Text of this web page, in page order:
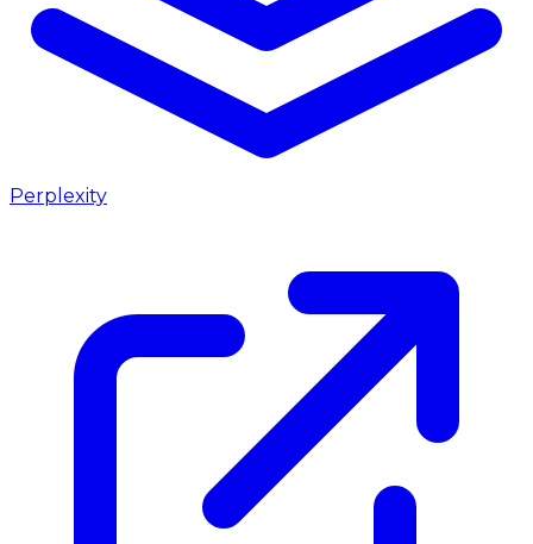
Perplexity